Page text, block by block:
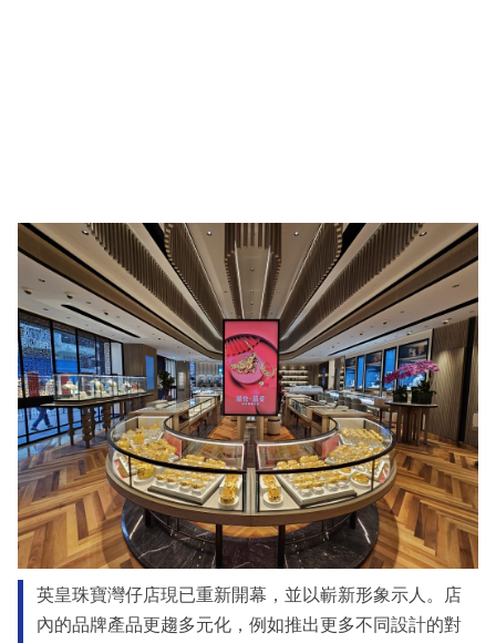
英皇珠寶灣仔店現已重新開幕，並以嶄新形象示人。店
內的品牌產品更趨多元化，例如推出更多不同設計的對